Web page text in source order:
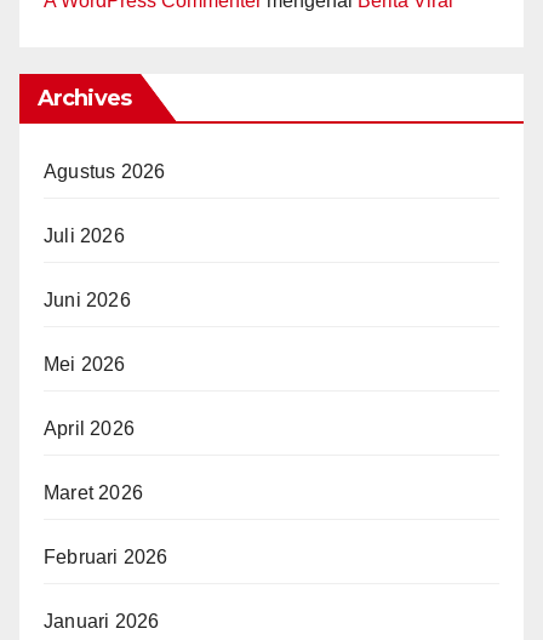
Archives
Agustus 2026
Juli 2026
Juni 2026
Mei 2026
April 2026
Maret 2026
Februari 2026
Januari 2026